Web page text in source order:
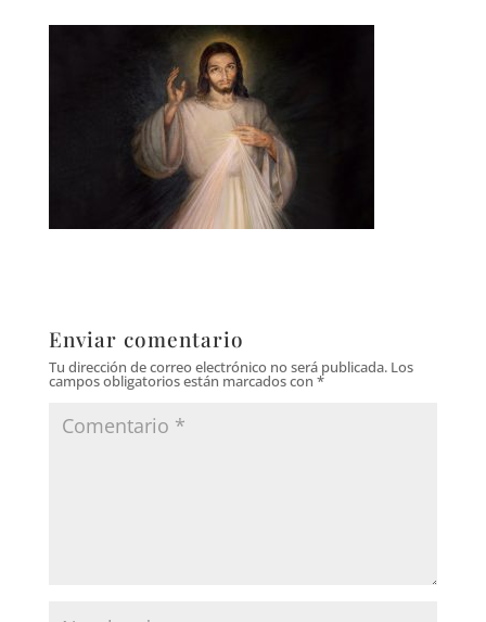
Enviar comentario
Tu dirección de correo electrónico no será publicada. Los
campos obligatorios están marcados con *